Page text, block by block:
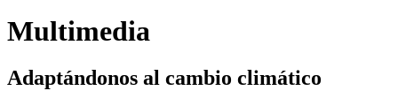
Multimedia
Adaptándonos al cambio climático